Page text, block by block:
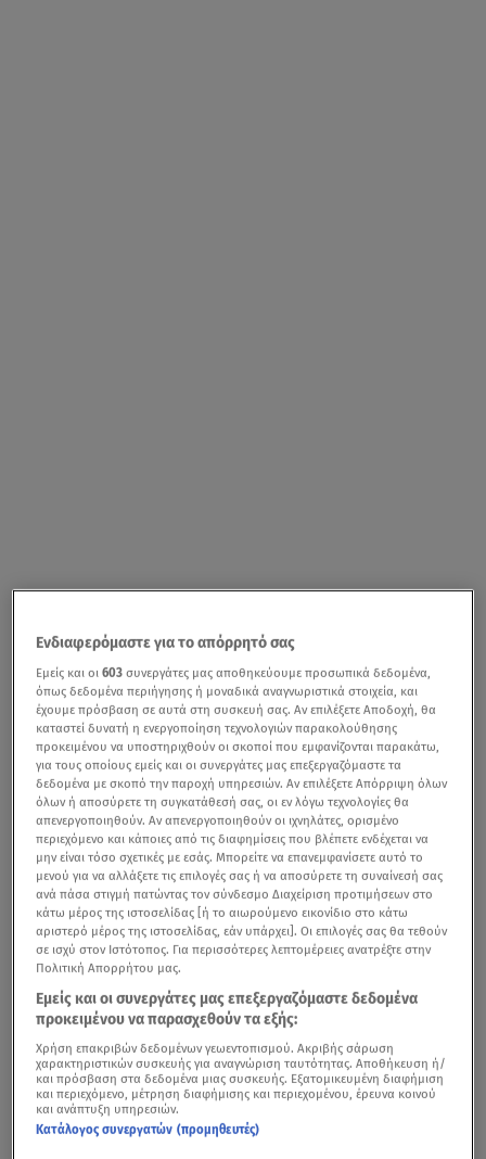
O Γιώργος Μανίκας σε συνέντευξή του στον Γρηγόρη Αρναούτογλου είχε
αποκαλύψει ότι απορρίπτει τηλεοπτικές προτάσεις, που τον κρατούν
μακριά από τον γιο του- βίντεο Ant1, Φεβρουάριος 2023
Στην επίδειξη μόδας του Ερωτόκριτου Κυμνιώνη (Prince
Erotokritos) βρέθηκε ο
Γιώργος Μανίκας
. Το γνωστό
μοντέλοέκανε πασαρέλα με τον κούκλο γιο του, ο
οποίος έκλεψε τις εντυπώσεις.
Γιώργος Μανίκας: «Χθες ο γιος μου κατάλαβε τι
Ενδιαφερόμαστε για το απόρρητό σας
Εμείς και οι603 συνεργάτες μας αποθηκεύουμε προσωπικά δεδομένα,
όπως δεδομένα περιήγησης ή μοναδικά αναγνωριστικά στοιχεία, και
έχουμε πρόσβαση σε αυτά στη συσκευή σας. Αν επιλέξετε Αποδοχή, θα
καταστεί δυνατή η ενεργοποίηση τεχνολογιών παρακολούθησης
προκειμένου να υποστηριχθούν οι σκοποί που εμφανίζονται παρακάτω,
για τους οποίους εμείς και οι συνεργάτες μας επεξεργαζόμαστε τα
δεδομένα με σκοπό την παροχή υπηρεσιών. Αν επιλέξετε Απόρριψη όλων
όλων ή αποσύρετε τη συγκατάθεσή σας, οι εν λόγω τεχνολογίες θα
απενεργοποιηθούν. Αν απενεργοποιηθούν οι ιχνηλάτες, ορισμένο
περιεχόμενο και κάποιες από τις διαφημίσεις που βλέπετε ενδέχεται να
μην είναι τόσο σχετικές με εσάς. Μπορείτε να επανεμφανίσετε αυτό το
μενού για να αλλάξετε τις επιλογές σας ή να αποσύρετε τη συναίνεσή σας
ανά πάσα στιγμή πατώντας τον σύνδεσμο Διαχείριση προτιμήσεων στο
κάτω μέρος της ιστοσελίδας [ή το αιωρούμενο εικονίδιο στο κάτω
αριστερό μέρος της ιστοσελίδας, εάν υπάρχει]. Οι επιλογές σας θα τεθούν
σε ισχύ στον Ιστότοπος. Για περισσότερες λεπτομέρειες ανατρέξτε στην
Πολιτική Απορρήτου μας.
Εμείς και οι συνεργάτες μας επεξεργαζόμαστε δεδομένα
προκειμένου να παρασχεθούν τα εξής:
Χρήση επακριβών δεδομένων γεωεντοπισμού. Ακριβής σάρωση
χαρακτηριστικών συσκευής για αναγνώριση ταυτότητας. Αποθήκευση ή/
και πρόσβαση στα δεδομένα μιας συσκευής. Εξατομικευμένη διαφήμιση
και περιεχόμενο, μέτρηση διαφήμισης και περιεχομένου, έρευνα κοινού
και ανάπτυξη υπηρεσιών.
Κατάλογος συνεργατών (προμηθευτές)